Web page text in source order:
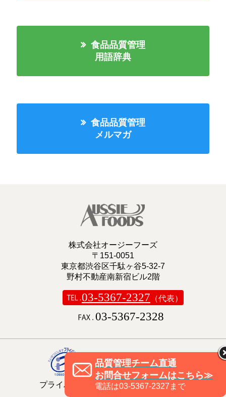
食品品質管理
用語辞典
食品品質管理
メルマガ
株式会社オージーフーズ
〒151-0051
東京都渋谷区千駄ヶ谷5-32-7
野村不動産南新宿ビル2階
03-5367-2327 （代表）
03-5367-2328
当社の個人情報保護方針は
プライバシーポリシーをご覧ください。
品質管理チーム直通
お問合せフォームはこちら≫
電話は03-5367-2327まで